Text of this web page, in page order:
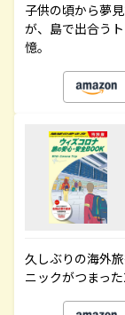
子供の頃から夢
が、島で出合う
憶。
久しぶりの海外
ニックがつまっ